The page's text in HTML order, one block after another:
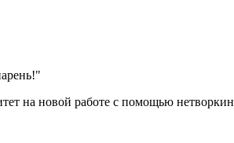
на новой работе с помощью